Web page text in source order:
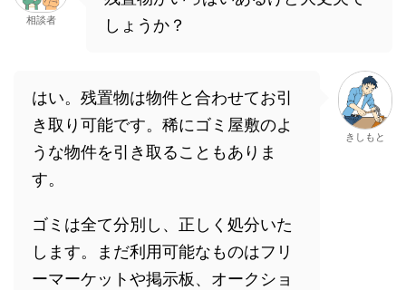
相談者
しょうか？
はい。残置物は物件と合わせてお引
き取り可能です。稀にゴミ屋敷のよ
うな物件を引き取ることもありま
す。
ゴミは全て分別し、正しく処分いた
します。まだ利用可能なものはフリ
ーマーケットや掲示板、オークショ
きしもと